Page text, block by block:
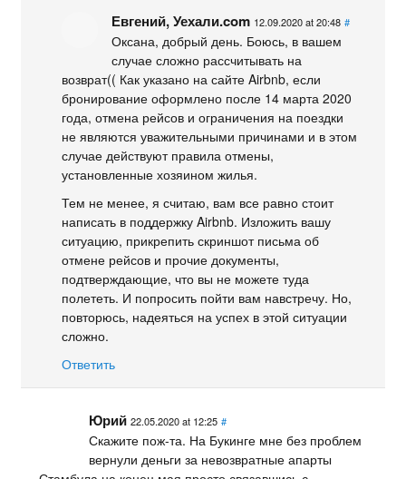
Евгений, Уехали.com 12.09.2020 at 20:48 #
Оксана, добрый день. Боюсь, в вашем
случае сложно рассчитывать на
возврат(( Как указано на сайте Airbnb, если
бронирование оформлено после 14 марта 2020
года, отмена рейсов и ограничения на поездки
не являются уважительными причинами и в этом
случае действуют правила отмены,
установленные хозяином жилья.
Тем не менее, я считаю, вам все равно стоит
написать в поддержку Airbnb. Изложить вашу
ситуацию, прикрепить скриншот письма об
отмене рейсов и прочие документы,
подтверждающие, что вы не можете туда
полететь. И попросить пойти вам навстречу. Но,
повторюсь, надеяться на успех в этой ситуации
сложно.
Ответить
Юрий 22.05.2020 at 12:25 #
Скажите пож-та. На Букинге мне без проблем
вернули деньги за невозвратные апарты